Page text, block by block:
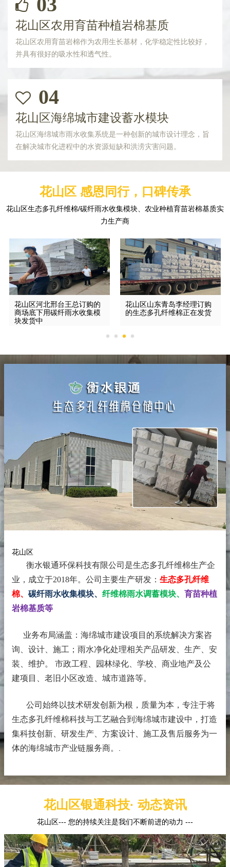
花山区农用育苗种植岩棉基质
花山区农用育苗岩棉作为农用生长基材，化学稳定性比较好，
并具有很好的吸水性和透气性。
04
花山区海绵城市建设蓄水模块
花山区海绵城市雨水收集系统是一种创新的城市设计理念，旨
在解决城市化进程中的水资源短缺和洪涝灾害问题。
花山区 感恩同行，口碑传承
花山区生态多孔纤维棉/碳纤雨水收集模块、农业种植育苗岩棉基质实
力生产商
花山区河北邢台王总订购的
商场底下用碳纤雨水收集模
块发货中
花山区山东青岛李经理订购
的生态多孔纤维棉正在发货
花山区
衡水银通环保科技有限公司是生态多孔纤维棉生产企
业，成立于2018年。 公司主要生产研发： 生态多孔纤维
棉、 碳纤雨水收集模块、 纤维棉雨水调蓄模块、 育苗种植
岩棉基质等
业务布局涵盖：海绵城市建设项目的系统解决方案咨
询、设计、施工；雨水净化处理相关产品研发、生产、安
装、维护。 市政工程、园林绿化、学校、商业地产及公
建项目、老旧小区改造、城市道路等。
公司始终以技术研发创新为根，质量为本，专注于将
生态多孔纤维棉科技与工艺融合到海绵城市建设中，打造
集科技创新、研发生产、方案设计、施工及售后服务为一
体的海绵城市产业链服务商。
花山区银通科技· 动态资讯
花山区--- 您的持续关注是我们不断前进的动力 ---